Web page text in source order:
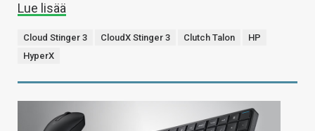
Lue lisää
Cloud Stinger 3 CloudX Stinger 3 Clutch Talon
HP
HyperX